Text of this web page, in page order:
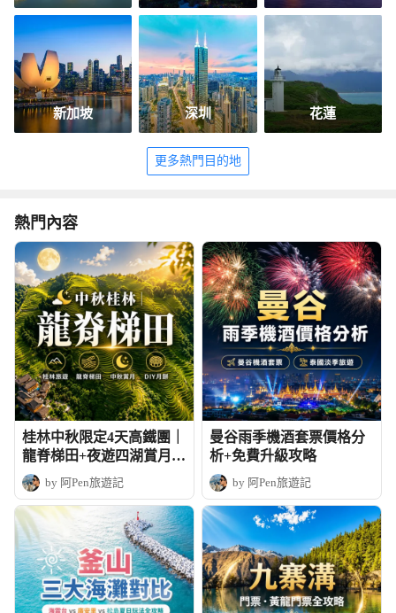
新加坡 深圳 花蓮
更多熱門目的地
熱門內容
桂林中秋限定4天高鐵團｜
龍脊梯田+夜遊四湖賞月+
DIY月餅
by 阿Pen旅遊記
曼谷雨季機酒套票價格分
析+免費升級攻略
by 阿Pen旅遊記